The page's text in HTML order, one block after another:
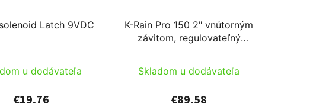
Latch 9VDC
u dodávateľa
K-Rain Pro 150 2" vnútorným
závitom, regulovateľný
36m3/h; 1,4-10bar
Skladom u dodávateľa